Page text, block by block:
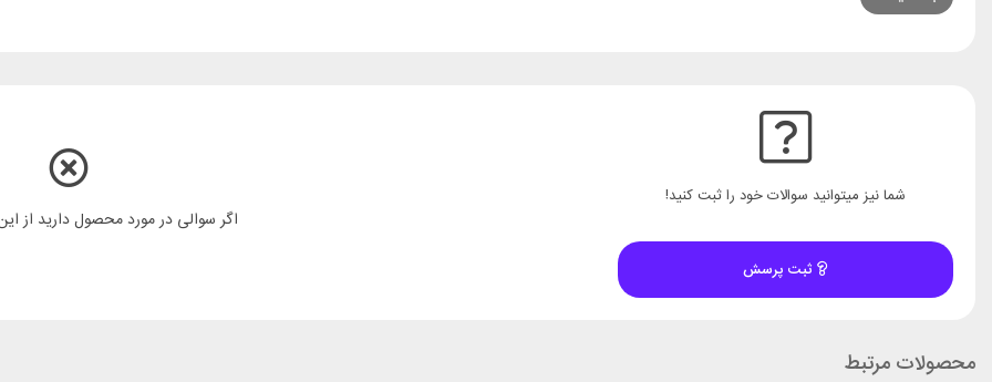
شما نیز میتوانید سوالات خود را ثبت کنید!
ثبت پرسش
اگر سوالی در مورد محصول دارید از
محصولات مرتبط